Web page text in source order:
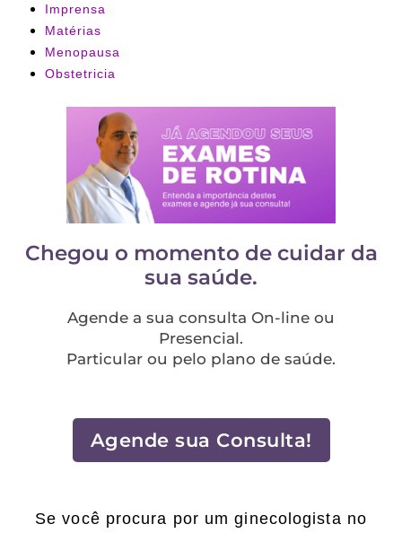
Imprensa
Matérias
Menopausa
Obstetricia
Chegou o momento de cuidar da
sua saúde.
Agende a sua consulta On-line ou
Presencial.
Particular ou pelo plano de saúde.
Agende sua Consulta!
Se você procura por um ginecologista no